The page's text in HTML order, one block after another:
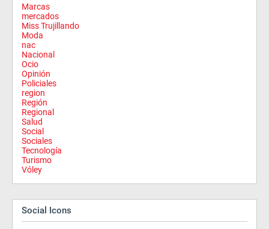
Marcas
mercados
Miss Trujillando
Moda
nac
Nacional
Ocio
Opinión
Policiales
region
Región
Regional
Salud
Social
Sociales
Tecnología
Turismo
Vóley
Social Icons